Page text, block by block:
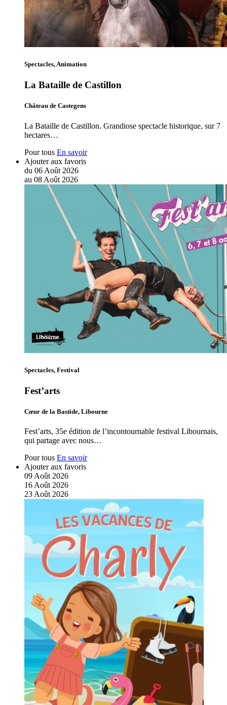
Spectacles, Animation
La Bataille de Castillon
Château de Castegens
La Bataille de Castillon. Grandiose spectacle historique, sur 7
hectares…
Pour tous En savoir
Ajouter aux favoris
du 06 Août 2026
au 08 Août 2026
Spectacles, Festival
Fest’arts
Cœur de la Bastide, Libourne
Fest’arts, 35e édition de l’incontournable festival Libournais,
qui partage avec nous…
Pour tous En savoir
Ajouter aux favoris
09 Août 2026
16 Août 2026
23 Août 2026